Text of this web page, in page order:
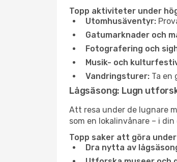
Topp aktiviteter under
Utomhusäventyr:
Gatumarknader och
Fotografering och
Musik- och
Vandringsturer: Ta en
Lågsäsong: Lugn
Att resa under de lugnare
som en lokalinvånare – i
Topp saker att göra
Dra nytta av